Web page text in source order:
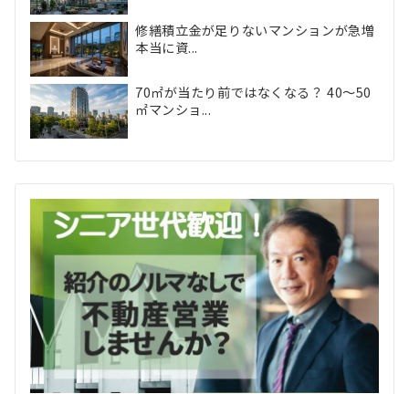
修繕積立金が足りないマンションが急増
本当に資...
70㎡が当たり前ではなくなる？ 40〜50
㎡マンショ...